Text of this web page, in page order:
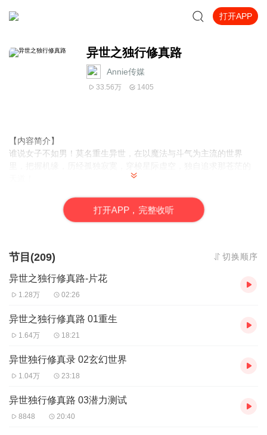
打开APP
异世之独行修真路
Annie传媒
33.56万 1405
【内容简介】
谁说女子不如男！莫名重生异世，在以魔法与斗气为主流的世界
【作者/主播简介】
作者：云惜少，网络小说作家。
【购买须知】
听，可下载重复收听。
2、版权归原作者所有，严禁翻录成任何形式，严禁在任何第三方平
3、如在充值／购买环节遇到问题，您可通过页面右上方按钮，将页
服：
第一步：您可在喜马拉雅APP【账号】-【帮助与反馈】”中咨询在线
客服
费精品】公众号，通过下方菜单栏里咨询在线客服
第三步：如果在线客服都未取得联系，也可拨打客服电话：400-
打开APP，完整收听
节目(209) 切换顺序
异世之独行修真路-片花
1.28万 02:26
异世之独行修真路 01重生
1.64万 18:21
异世独行修真录 02玄幻世界
1.04万 23:18
异世独行修真路 03潜力测试
8848 20:40